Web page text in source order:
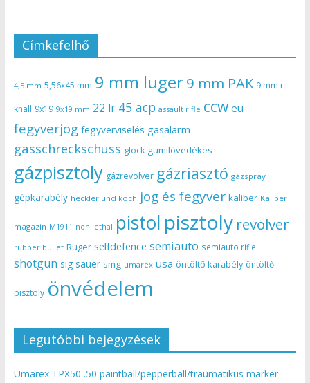
Címkefelhő
4,5 mm 5,56x45 mm 9 mm luger9 mm PAK 9 mm r
knall 9x19 9x19 mm 22 lr 45 acp assault rifle ccw eu
fegyverjog fegyverviselés gasalarm
gasschreckschuss glock gumilövedékes
gázpisztoly gázrevolver gázriasztó gázspray
gépkarabély heckler und koch jog és fegyver kaliber Kaliber
magazin M1911 non lethal pistol pisztoly revolver
rubber bullet Ruger selfdefence semiauto semiauto rifle
shotgun sig sauer smg umarex usa öntöltő karabély öntöltő
pisztoly önvédelem
Legutóbbi bejegyzések
Umarex TPX50 .50 paintball/pepperball/traumatikus marker